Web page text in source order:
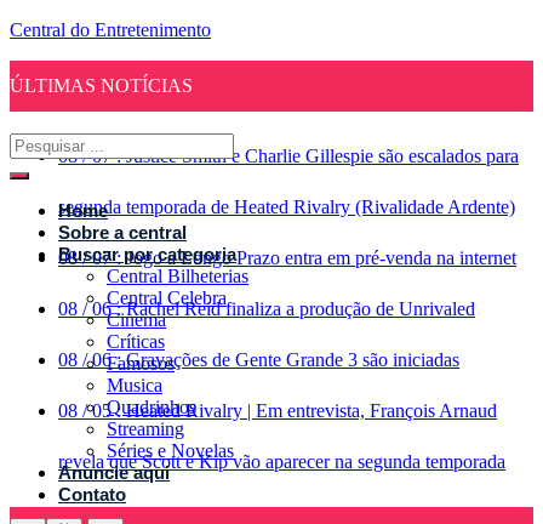
Central do Entretenimento
ÚLTIMAS NOTÍCIAS
08 / 07 : Justice Smith e Charlie Gillespie são escalados para
segunda temporada de Heated Rivalry (Rivalidade Ardente)
08 / 07 : Jogo a Longo Prazo entra em pré-venda na internet
08 / 06 : Rachel Reid finaliza a produção de Unrivaled
08 / 06 : Gravações de Gente Grande 3 são iniciadas
08 / 05 : Heated Rivalry | Em entrevista, François Arnaud
revela que Scott e Kip vão aparecer na segunda temporada
Home
Sobre a central
Buscar por categoria
Central Bilheterias
Central Celebra
Cinema
Críticas
Famosos
Musica
Quadrinhos
Streaming
Séries e Novelas
Anuncie aqui
Contato